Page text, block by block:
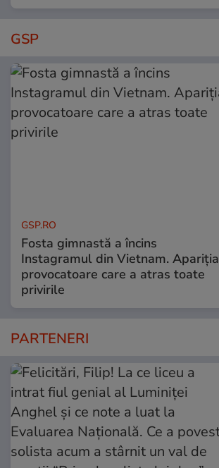
GSP
GSP.RO
Fosta gimnastă a încins
Instagramul din Vietnam. Apariția
provocatoare care a atras toate
privirile
PARTENERI